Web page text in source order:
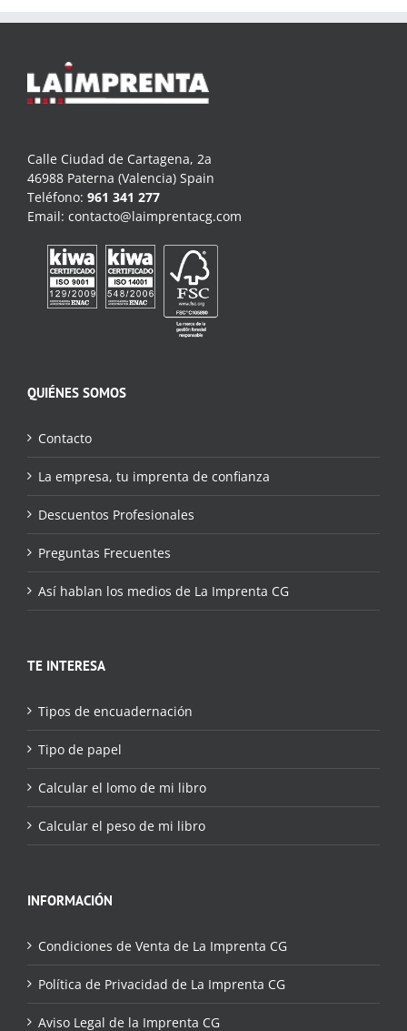
Calle Ciudad de Cartagena, 2a
46988 Paterna (Valencia) Spain
Teléfono: 961 341 277
Email: contacto@laimprentacg.com
QUIÉNES SOMOS
Contacto
La empresa, tu imprenta de confianza
Descuentos Profesionales
Preguntas Frecuentes
Así hablan los medios de La Imprenta CG
TE INTERESA
Tipos de encuadernación
Tipo de papel
Calcular el lomo de mi libro
Calcular el peso de mi libro
INFORMACIÓN
Condiciones de Venta de La Imprenta CG
Política de Privacidad de La Imprenta CG
Aviso Legal de la Imprenta CG